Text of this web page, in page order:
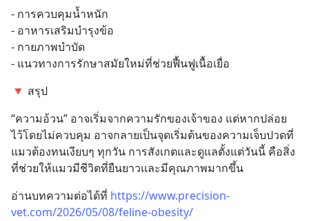
- การควบคุมน้ำหนัก
- อาหารเสริมบำรุงข้อ
- กายภาพบำบัด
- แนวทางการรักษาสมัยใหม่ที่ช่วยฟื้นฟูเนื้อเยื่อ
🔻 สรุป
“ความอ้วน” อาจเริ่มจากความรักของเจ้าของ แต่หากปล่อย
ไว้โดยไม่ควบคุม อาจกลายเป็นจุดเริ่มต้นของความเจ็บปวดที่
แมวต้องทนเงียบๆ ทุกวัน การสังเกตและดูแลตั้งแต่วันนี้ คือสิ่ง
ที่ช่วยให้แมวมีชีวิตที่ยืนยาวและมีคุณภาพมากขึ้น
อ่านบทความต่อได้ที่ https://www.precision-
vet.com/2026/05/08/feline-obesity/